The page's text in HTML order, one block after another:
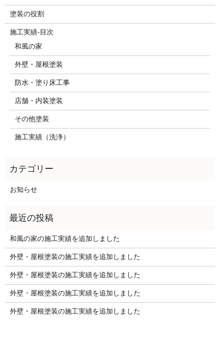
塗装の役割
施工実績-目次
和風の家
外壁・屋根塗装
防水・塗り床工事
店舗・内装塗装
その他塗装
施工実績（洗浄）
お知らせ
和風の家の施工実績を追加しました
外壁・屋根塗装の施工実績を追加しました
外壁・屋根塗装の施工実績を追加しました
外壁・屋根塗装の施工実績を追加しました
外壁・屋根塗装の施工実績を追加しました